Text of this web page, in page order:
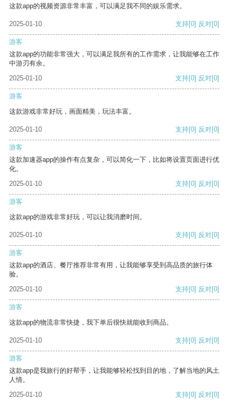
这款app的视频资源非常丰富，可以满足我不同的娱乐需求。
2025-01-10 支持[0] 反对[0]
游客
这款app的功能非常强大，可以满足我所有的工作需求，让我能够在工作
中游刃有余。
2025-01-10
支持[0] 反对[0]
游客
这款游戏非常好玩，画面精美，玩法丰富。
2025-01-10 支持[0] 反对[0]
游客
这款加速器app的操作有点复杂，可以简化一下，比如将设置页面进行优
化。
2025-01-10
支持[0] 反对[0]
游客
这款app的游戏非常好玩，可以让我消磨时间。
2025-01-10 支持[0] 反对[0]
游客
这款app的酒店、餐厅推荐非常有用，让我能够享受到高品质的旅行体
验。
2025-01-10
支持[0] 反对[0]
游客
这款app的物流非常快捷，我下单后很快就能收到商品。
2025-01-10 支持[0] 反对[0]
游客
这款app是我旅行的好帮手，让我能够轻松找到目的地，了解当地的风土
人情。
2025-01-10
支持[0] 反对[0]